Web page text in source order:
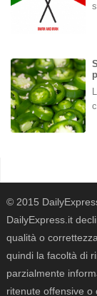
© 2015
DailyExpress.it
qualità o
quindi la facoltà di
parzialmente
ritenute offensive o